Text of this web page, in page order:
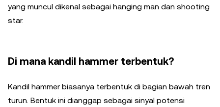
yang muncul dikenal sebagai hanging man dan shooting
star.
Di mana kandil hammer terbentuk?
Kandil hammer biasanya terbentuk di bagian bawah tren
turun. Bentuk ini dianggap sebagai sinyal potensi